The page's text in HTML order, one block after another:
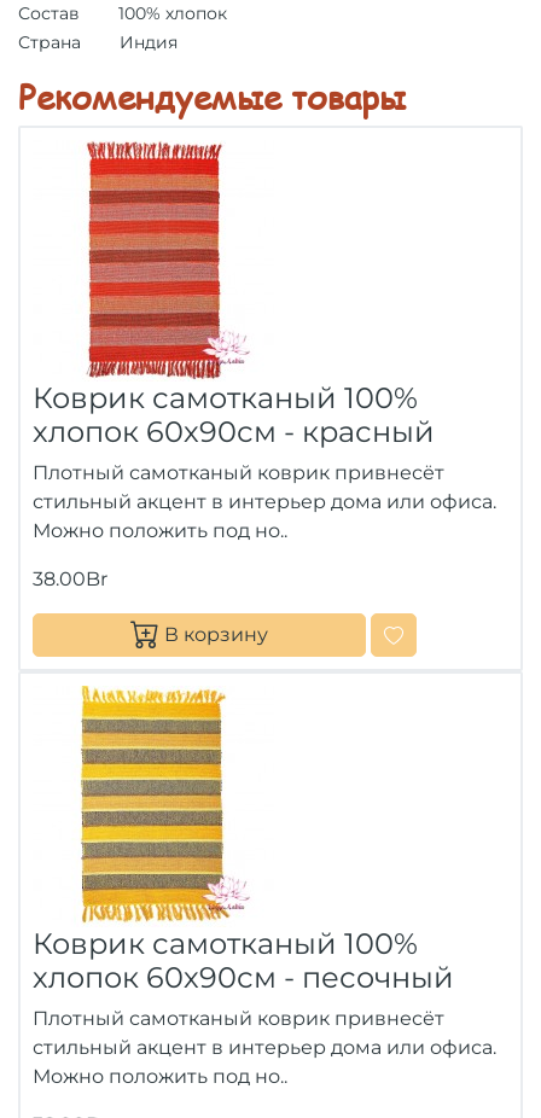
Состав 100% хлопок
Страна Индия
Рекомендуемые товары
Коврик самотканый 100%
хлопок 60х90см - красный
Плотный самотканый коврик привнесёт
стильный акцент в интерьер дома или офиса.
Можно положить под но..
38.00Br
В корзину
Коврик самотканый 100%
хлопок 60х90см - песочный
Плотный самотканый коврик привнесёт
стильный акцент в интерьер дома или офиса.
Можно положить под но..